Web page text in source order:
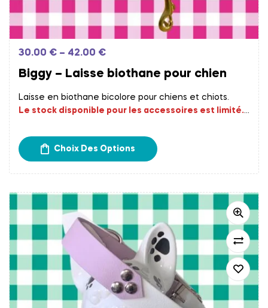
30.00 € – 42.00 €
Biggy – Laisse biothane pour chien
Laisse en biothane bicolore pour chiens et chiots.
Le stock disponible pour les accessoires est limité.
chaque début de semaine.Un délai de 15 à 20 jours
est donc à prévoir avant la réception de votre
commande.
Frais d’expédition calculés à l’étape du paiement.
Choix Des Options